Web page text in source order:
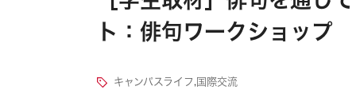
ト：俳句ワークショップ
キャンパスライフ , 国際交流